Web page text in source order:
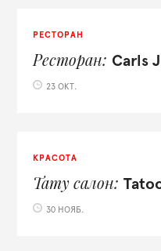
РЕСТОРАН
Ресторан Carls
23 ОКТ.
КРАСОТА
Тату салон
30 НОЯБ.